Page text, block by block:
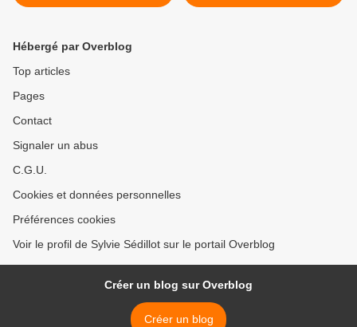
Hébergé par Overblog
Top articles
Pages
Contact
Signaler un abus
C.G.U.
Cookies et données personnelles
Préférences cookies
Voir le profil de Sylvie Sédillot sur le portail Overblog
Créer un blog sur Overblog
Créer un blog